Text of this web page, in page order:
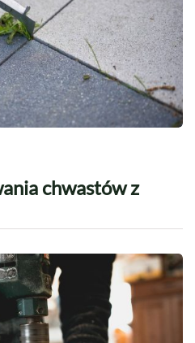
chwastów z